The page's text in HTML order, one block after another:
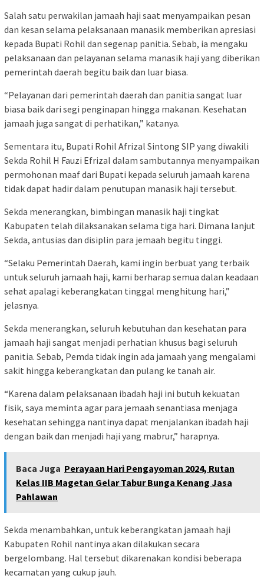
Salah satu perwakilan jamaah haji saat menyampaikan pesan
dan kesan selama pelaksanaan manasik memberikan apresiasi
kepada Bupati Rohil dan segenap panitia. Sebab, ia mengaku
pelaksanaan dan pelayanan selama manasik haji yang diberikan
pemerintah daerah begitu baik dan luar biasa.
“Pelayanan dari pemerintah daerah dan panitia sangat luar
biasa baik dari segi penginapan hingga makanan. Kesehatan
jamaah juga sangat di perhatikan,” katanya.
Sementara itu, Bupati Rohil Afrizal Sintong SIP yang diwakili
Sekda Rohil H Fauzi Efrizal dalam sambutannya menyampaikan
permohonan maaf dari Bupati kepada seluruh jamaah karena
tidak dapat hadir dalam penutupan manasik haji tersebut.
Sekda menerangkan, bimbingan manasik haji tingkat
Kabupaten telah dilaksanakan selama tiga hari. Dimana lanjut
Sekda, antusias dan disiplin para jemaah begitu tinggi.
“Selaku Pemerintah Daerah, kami ingin berbuat yang terbaik
untuk seluruh jamaah haji, kami berharap semua dalan keadaan
sehat apalagi keberangkatan tinggal menghitung hari,”
jelasnya.
Sekda menerangkan, seluruh kebutuhan dan kesehatan para
jamaah haji sangat menjadi perhatian khusus bagi seluruh
panitia. Sebab, Pemda tidak ingin ada jamaah yang mengalami
sakit hingga keberangkatan dan pulang ke tanah air.
“Karena dalam pelaksanaan ibadah haji ini butuh kekuatan
fisik, saya meminta agar para jemaah senantiasa menjaga
kesehatan sehingga nantinya dapat menjalankan ibadah haji
dengan baik dan menjadi haji yang mabrur,” harapnya.
Baca Juga Perayaan Hari Pengayoman 2024, Rutan
Kelas IIB Magetan Gelar Tabur Bunga Kenang Jasa
Pahlawan
Sekda menambahkan, untuk keberangkatan jamaah haji
Kabupaten Rohil nantinya akan dilakukan secara
bergelombang. Hal tersebut dikarenakan kondisi beberapa
kecamatan yang cukup jauh.